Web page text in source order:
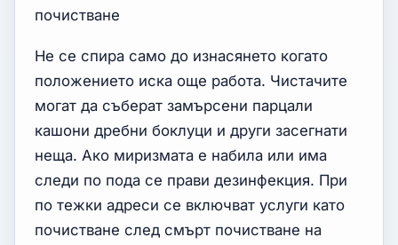
почистване
Не се спира само до изнасянето когато
положението иска още работа. Чистачите
могат да съберат замърсени парцали
кашони дребни боклуци и други засегнати
неща. Ако миризмата е набила или има
следи по пода се прави дезинфекция. При
по тежки адреси се включват услуги като
почистване след смърт почистване на